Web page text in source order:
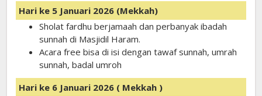
Hari ke 5 Januari 2026 (Mekkah)
Sholat fardhu berjamaah dan perbanyak ibadah
sunnah di Masjidil Haram.
Acara free bisa di isi dengan tawaf sunnah, umrah
sunnah, badal umroh
Hari ke 6 Januari 2026 ( Mekkah )